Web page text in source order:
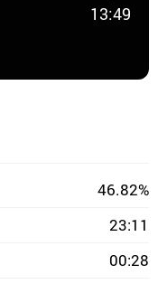
13:49
46.82%
23:11
00:28